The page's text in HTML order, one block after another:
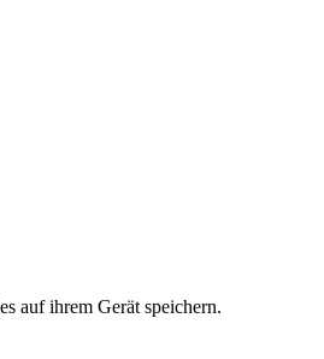
auf ihrem Gerät speichern.